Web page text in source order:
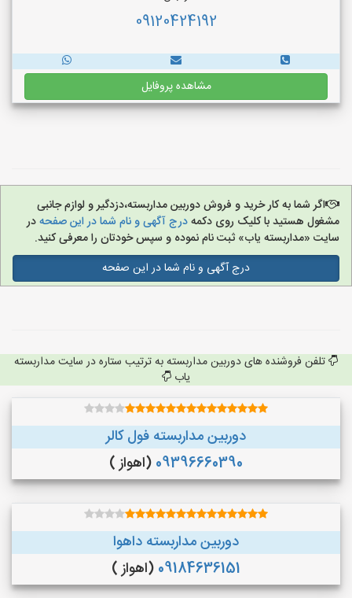
09120424192
مشاهده پروفایل
اگر شما به کار خرید و فروش دوربین مداربسته،دزدگیر و لوازم جانبی
مشغول هستید با کلیک روی دکمهدرج آگهی و نام شما در این صفحهدر
سایت «مداربسته یاب» ثبت نام نموده و سپس خودتان را معرفی کنید.
درج آگهی و نام شما در این صفحه
تلفن فروشنده های دوربین مداربسته به ترتیب ستاره در سایت مداربسته
یاب
دوربین مداربسته فول کالر
09396660390 (اهواز )
دوربین مداربسته داهوا
09184636151 (اهواز )